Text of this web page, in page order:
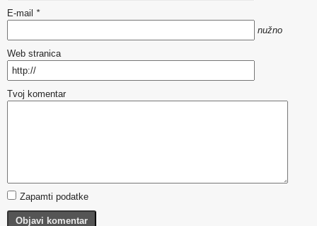
E-mail *
nužno
Web stranica
Tvoj komentar
Zapamti podatke
Objavi komentar